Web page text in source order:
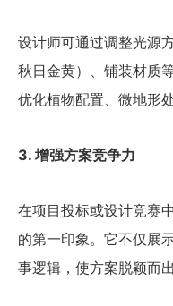
设计师可通过调整光源
秋日金黄）、铺装材质
优化植物配置、微地形
3. 增强方案竞争力
在项目投标或设计竞赛
的第一印象。它不仅展
事逻辑，使方案脱颖而出